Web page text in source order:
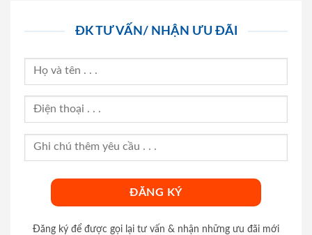
ĐK TƯ VẤN/ NHẬN ƯU ĐÃI
Đăng ký để được gọi lại tư vấn & nhận những ưu đãi mới